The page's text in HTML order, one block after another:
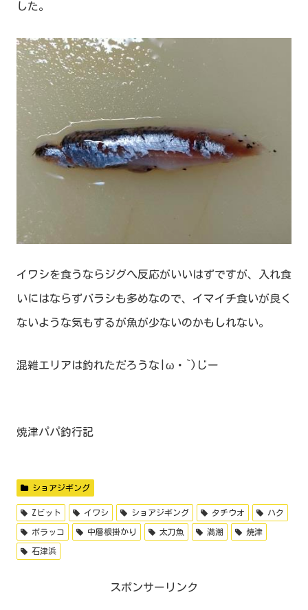
した。
イワシを食うならジグへ反応がいいはずですが、入れ食
いにはならずバラシも多めなので、イマイチ食いが良く
ないような気もするが魚が少ないのかもしれない。
混雑エリアは釣れただろうな|ω・`)じー
焼津パパ釣行記
ショアジギング
Zビット イワシ ショアジギング タチウオ ハク
ボラッコ 中層根掛かり 太刀魚 満潮 焼津
石津浜
スポンサーリンク